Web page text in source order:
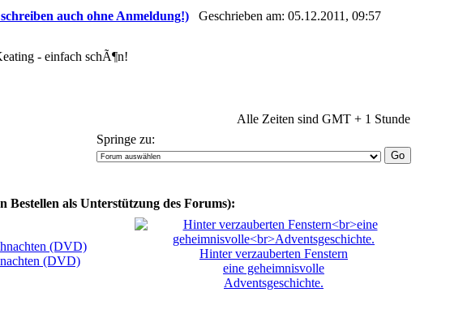
auch ohne Anmeldung!) Geschrieben am: 05.12.2011, 09:57
- einfach schÃ¶n!
Alle Zeiten sind GMT + 1 Stunde
Springe zu:
Bestellen als Unterstützung des Forums):
(DVD)
Hinter verzauberten Fenstern
eine geheimnisvolle
Adventsgeschichte.